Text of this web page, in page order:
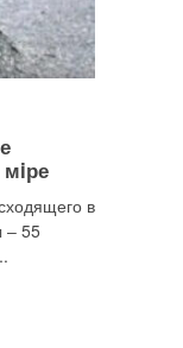
мiре
в
‒ 55